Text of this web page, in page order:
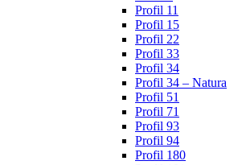
Profil 11
Profil 15
Profil 22
Profil 33
Profil 34
Profil 34 – Natura
Profil 51
Profil 71
Profil 93
Profil 94
Profil 180